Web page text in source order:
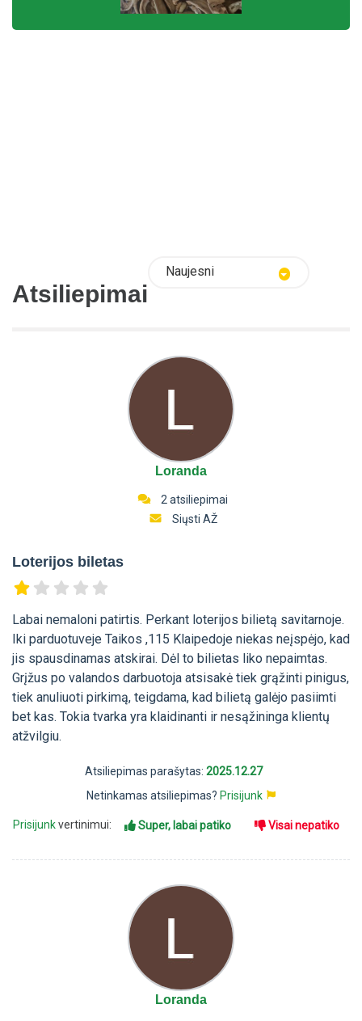
Atsiliepimai
Naujesni
Loranda
2 atsiliepimai
Siųsti AŽ
Loterijos biletas
Labai nemaloni patirtis. Perkant loterijos bilietą savitarnoje.
Iki parduotuveje Taikos ,115 Klaipedoje niekas neįspėjo, kad
jis spausdinamas atskirai. Dėl to bilietas liko nepaimtas.
Grįžus po valandos darbuotoja atsisakė tiek grąžinti pinigus,
tiek anuliuoti pirkimą, teigdama, kad bilietą galėjo pasiimti
bet kas. Tokia tvarka yra klaidinanti ir nesąžininga klientų
atžvilgiu.
Atsiliepimas parašytas: 2025.12.27
Netinkamas atsiliepimas? Prisijunk
Prisijunkvertinimui: Super, labai patiko Visai nepatiko
Loranda